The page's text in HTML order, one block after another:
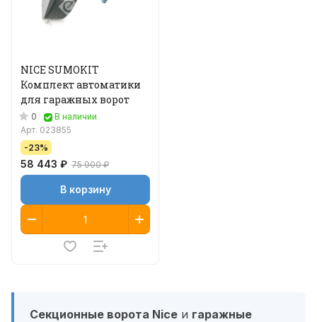
NICE SUMOKIT
Комплект автоматики
для гаражных ворот
0
В наличии
Арт. 023855
-23%
58 443 ₽ 75 900 ₽
В корзину
Секционные ворота Nice и гаражные